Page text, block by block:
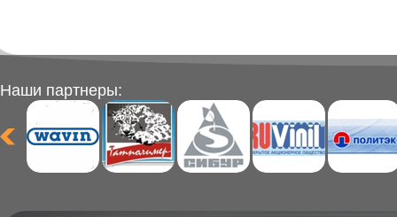
Наши партнеры: